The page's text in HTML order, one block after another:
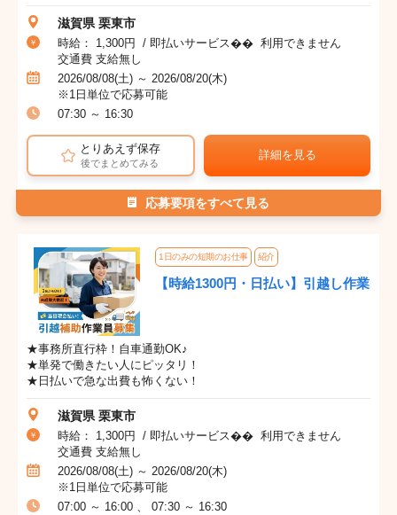
滋賀県 栗東市
時給： 1,300円 / 即払いサービス�� 利用できません
交通費 支給無し
2026/08/08(土) ～ 2026/08/20(木)
※1日単位で応募可能
07:30 ～ 16:30
とりあえず保存
後でまとめてみる
詳細を見る
応募要項をすべて見る
1日のみの短期のお仕事 紹介
【時給1300円・日払い】引越し作業
★事務所直行枠！自車通勤OK♪
★単発で働きたい人にピッタリ！
★日払いで急な出費も怖くない！
滋賀県 栗東市
時給： 1,300円 / 即払いサービス�� 利用できません
交通費 支給無し
2026/08/08(土) ～ 2026/08/20(木)
※1日単位で応募可能
07:00 ～ 16:00 、 07:30 ～ 16:30